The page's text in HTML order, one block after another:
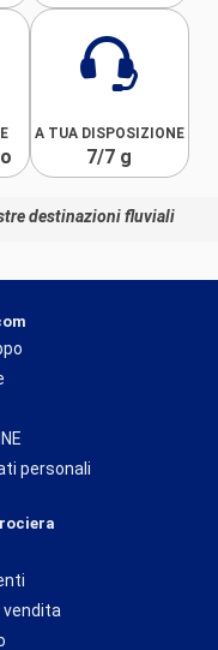
A TUA DISPOSIZIONE
7/7 g
destinazioni fluviali
personali
vendita